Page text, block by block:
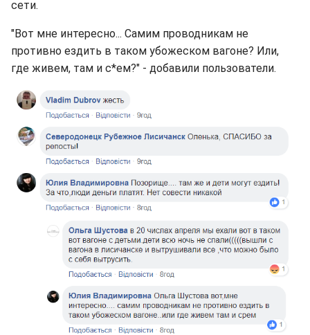
сети.
"Вот мне интересно... Самим проводникам не
противно ездить в таком убожеском вагоне? Или,
где живем, там и с*ем?" - добавили пользователи.